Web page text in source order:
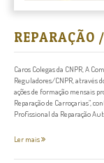
REPARAÇÃO
Caros Colegas da CNPR, A
Reguladores/CNPR, através
ações de formação mensais
Reparação de Carroçarias”,
Profissional da Reparação
Ler mais